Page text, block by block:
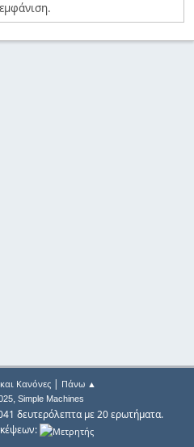
Κανόνες| Πάνω ▲
, Simple Machines
δευτερόλεπτα με 20 ερωτήματα.